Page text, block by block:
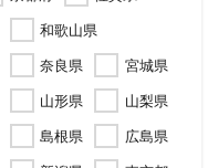
和歌山県
奈良県
宮城県
山形県
山梨県
島根県
広島県